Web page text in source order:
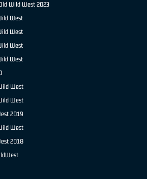
Wild West 2023
West
West
West
West
West
West
2019
West
2018